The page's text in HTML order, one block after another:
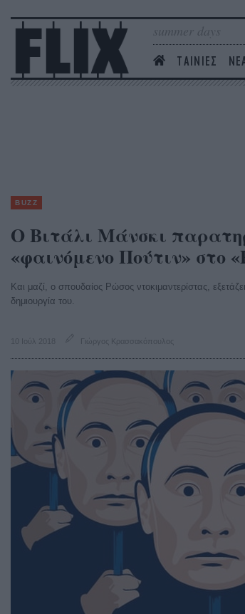
summer days
ΤΑΙΝΙΕΣ
BUZZ
O Βιτάλι Μάνσκι
«φαινόμενο Πούτιν» στο
Και μαζί, ο σπουδαίος Ρώσος ντοκιμαντερίστας,
δημιουργία του.
10 Ιούλ 2018 Γιώργος Κρασσακόπουλος